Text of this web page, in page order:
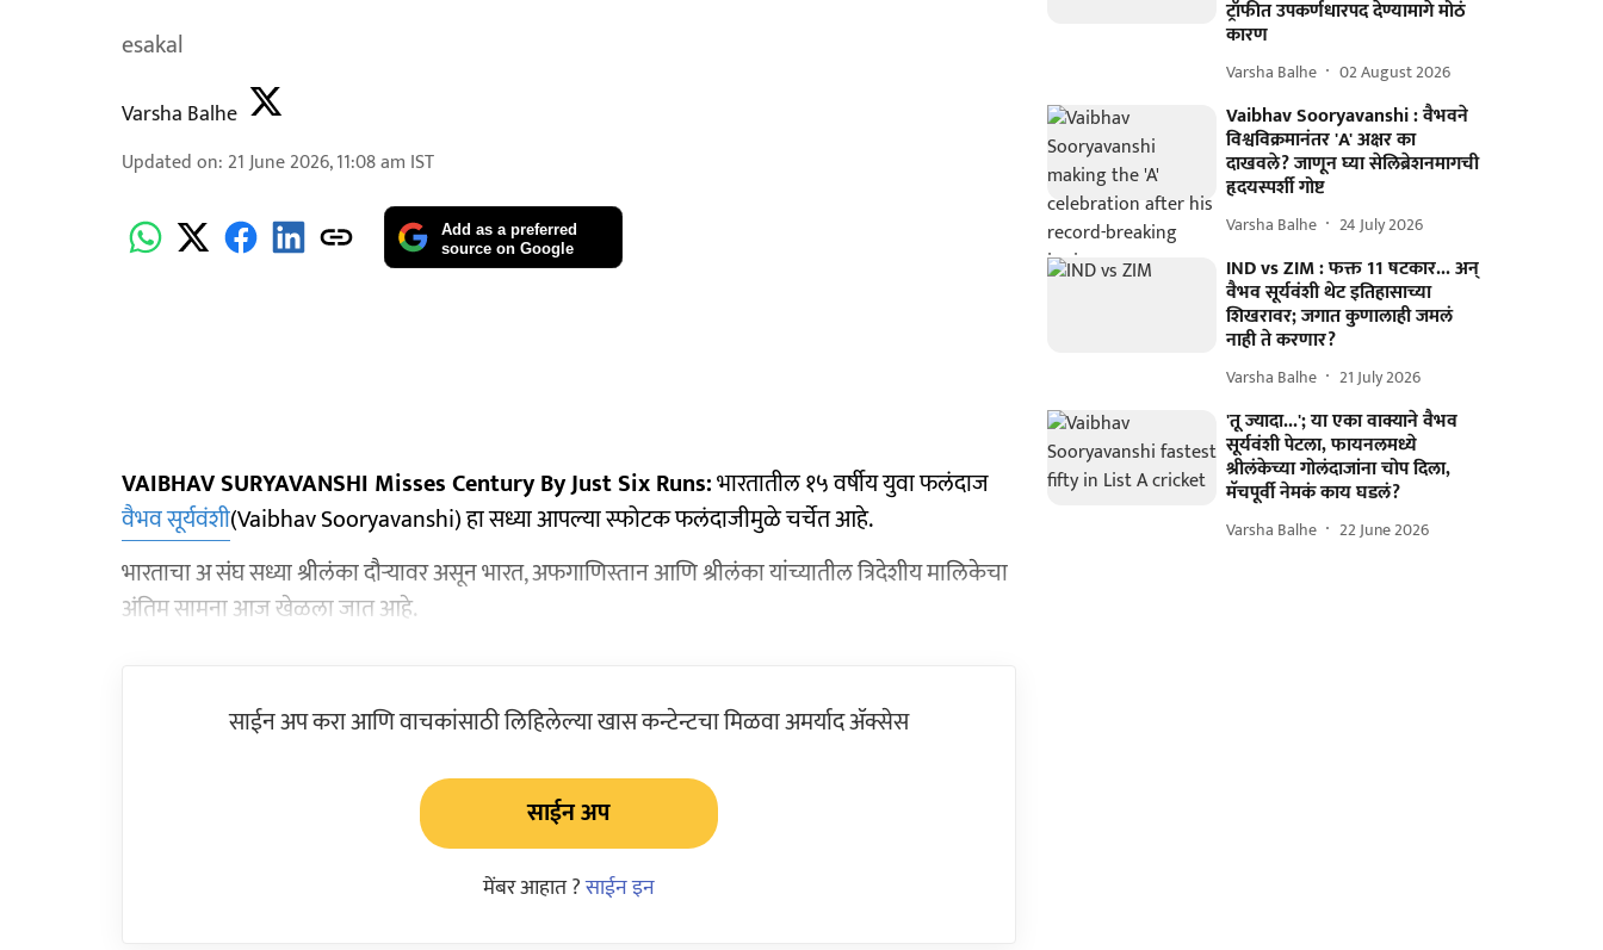
esakal
Varsha Balhe
Updated on: 21 June 2026, 11:08 am IST
Add as a preferred
source on Google
VAIBHAV SURYAVANSHI Misses Century By Just Six Runs:भारतातील १५ वर्षीय युवा फलंदाज
वैभव सूर्यवंशी(Vaibhav Sooryavanshi) हा सध्या आपल्या स्फोटक फलंदाजीमुळे चर्चेत आहे.
भारताचा अ संघ सध्या श्रीलंका दौऱ्यावर असून भारत, अफगाणिस्तान आणि श्रीलंका यांच्यातील त्रिदेशीय मालिकेचा
अंतिम सामना आज खेळला जात आहे.
साईन अप करा आणि वाचकांसाठी लिहिलेल्या खास कन्टेन्टचा मिळवा अमर्याद ॲक्सेस
साईन अप
मेंबर आहात ?साईन इन
ट्रॉफीत उपकर्णधारपद देण्यामागे मोठं
कारण
Varsha Balhe 02 August 2026
Vaibhav Sooryavanshi : वैभवने
विश्वविक्रमानंतर 'A' अक्षर का
दाखवले? जाणून घ्या सेलिब्रेशनमागची
हृदयस्पर्शी गोष्ट
Varsha Balhe 24 July 2026
IND vs ZIM : फक्त 11 षटकार... अन्
वैभव सूर्यवंशी थेट इतिहासाच्या
शिखरावर; जगात कुणालाही जमलं
नाही ते करणार?
Varsha Balhe 21 July 2026
'तू ज्यादा...'; या एका वाक्याने वैभव
सूर्यवंशी पेटला, फायनलमध्ये
श्रीलंकेच्या गोलंदाजांना चोप दिला,
मॅचपूर्वी नेमकं काय घडलं?
Varsha Balhe 22 June 2026